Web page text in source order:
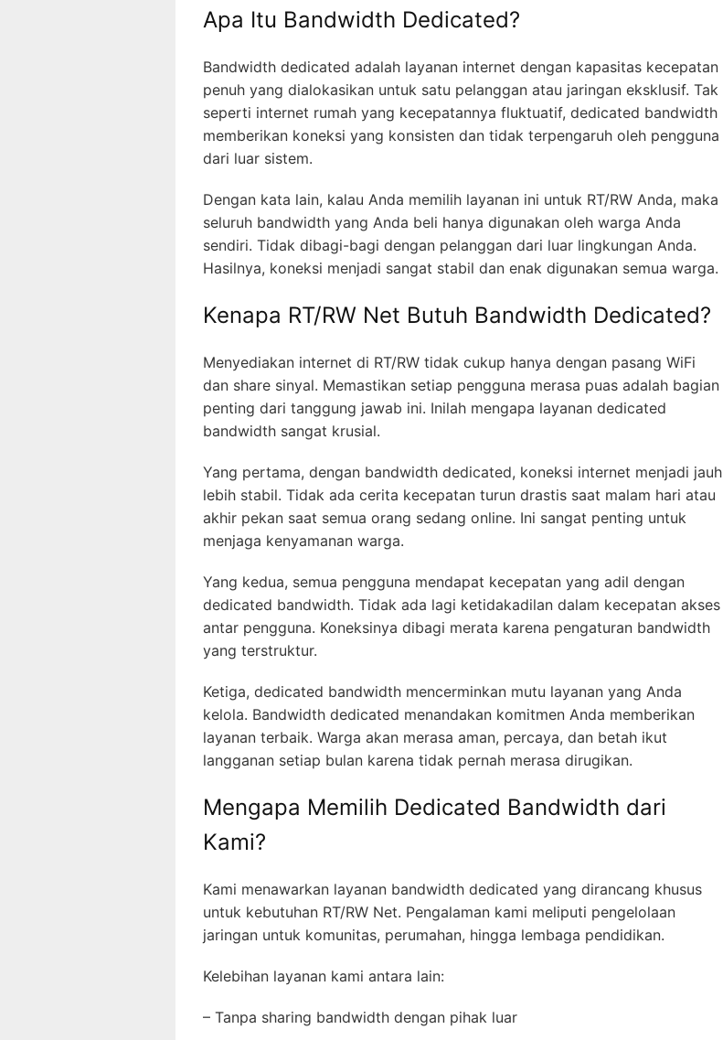
Apa Itu Bandwidth Dedicated?
Bandwidth dedicated adalah layanan internet dengan kapasitas kecepatan
penuh yang dialokasikan untuk satu pelanggan atau jaringan eksklusif. Tak
seperti internet rumah yang kecepatannya fluktuatif, dedicated bandwidth
memberikan koneksi yang konsisten dan tidak terpengaruh oleh pengguna
dari luar sistem.
Dengan kata lain, kalau Anda memilih layanan ini untuk RT/RW Anda, maka
seluruh bandwidth yang Anda beli hanya digunakan oleh warga Anda
sendiri. Tidak dibagi-bagi dengan pelanggan dari luar lingkungan Anda.
Hasilnya, koneksi menjadi sangat stabil dan enak digunakan semua warga.
Kenapa RT/RW Net Butuh Bandwidth Dedicated?
Menyediakan internet di RT/RW tidak cukup hanya dengan pasang WiFi
dan share sinyal. Memastikan setiap pengguna merasa puas adalah bagian
penting dari tanggung jawab ini. Inilah mengapa layanan dedicated
bandwidth sangat krusial.
Yang pertama, dengan bandwidth dedicated, koneksi internet menjadi jauh
lebih stabil. Tidak ada cerita kecepatan turun drastis saat malam hari atau
akhir pekan saat semua orang sedang online. Ini sangat penting untuk
menjaga kenyamanan warga.
Yang kedua, semua pengguna mendapat kecepatan yang adil dengan
dedicated bandwidth. Tidak ada lagi ketidakadilan dalam kecepatan akses
antar pengguna. Koneksinya dibagi merata karena pengaturan bandwidth
yang terstruktur.
Ketiga, dedicated bandwidth mencerminkan mutu layanan yang Anda
kelola. Bandwidth dedicated menandakan komitmen Anda memberikan
layanan terbaik. Warga akan merasa aman, percaya, dan betah ikut
langganan setiap bulan karena tidak pernah merasa dirugikan.
Mengapa Memilih Dedicated Bandwidth dari
Kami?
Kami menawarkan layanan bandwidth dedicated yang dirancang khusus
untuk kebutuhan RT/RW Net. Pengalaman kami meliputi pengelolaan
jaringan untuk komunitas, perumahan, hingga lembaga pendidikan.
Kelebihan layanan kami antara lain:
– Tanpa sharing bandwidth dengan pihak luar